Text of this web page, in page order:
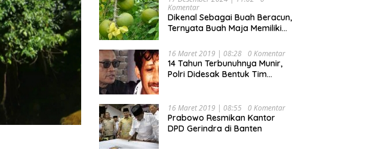
Keluarga
Mempesona
Komentar
Dikenal Sebagai Buah Beracun,
Ternyata Buah Maja Memiliki
Kesehatan
16 Maret 2019 | 08:28 0 Komentar
14 Tahun Terbunuhnya Munir,
Polri Didesak Bentuk Tim
16 Maret 2019 | 08:55 0 Komentar
Prabowo Resmikan Kantor
DPD Gerindra di Banten